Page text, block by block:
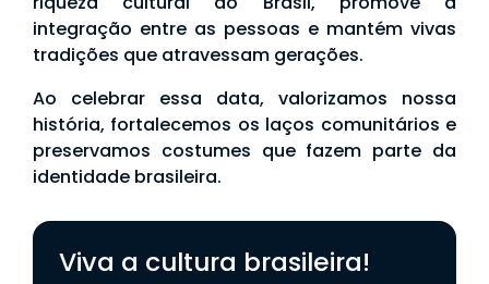
integração entre as pessoas e mantém vivas
tradições que atravessam gerações.
Ao celebrar essa data, valorizamos nossa
história, fortalecemos os laços comunitários e
preservamos costumes que fazem parte da
identidade brasileira.
Viva a cultura brasileira!